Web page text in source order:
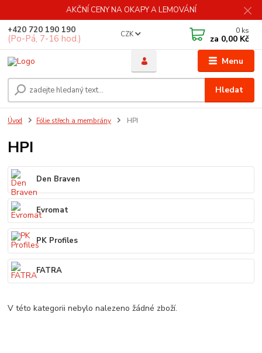
AKČNÍ CENY NA OKAPY A LEMOVÁNÍ
Menu
CZK
Hledat
+420 720 190 190
(Po-Pá, 7-16 hod.)
0 ks
za 0,00 Kč
Úvod Fólie střech a membrány HPI
HPI
Den Braven
Evromat
PK Profiles
FATRA
V této kategorii nebylo nalezeno žádné zboží.